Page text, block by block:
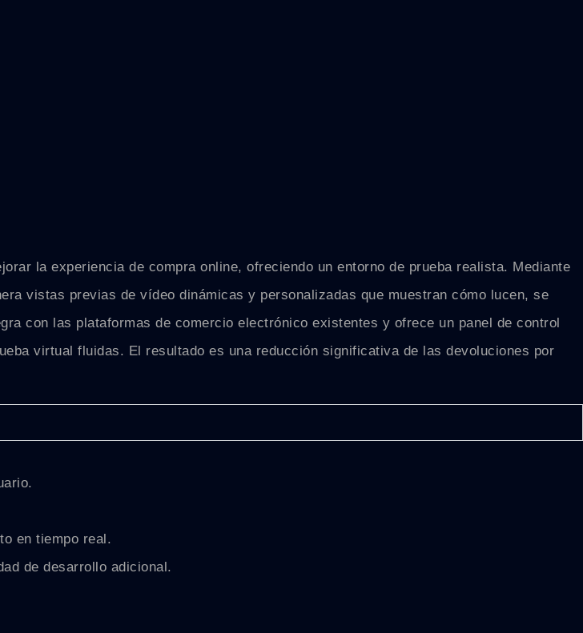
la experiencia de compra online, ofreciendo un entorno de prueba realista. Mediante
vistas previas de vídeo dinámicas y personalizadas que muestran cómo lucen, se
con las plataformas de comercio electrónico existentes y ofrece un panel de control
virtual fluidas. El resultado es una reducción significativa de las devoluciones por
en tiempo real.
de desarrollo adicional.